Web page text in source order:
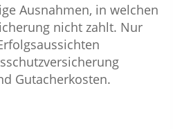
Ausnahmen, in welchen
nicht zahlt. Nur
Gutacherkosten.